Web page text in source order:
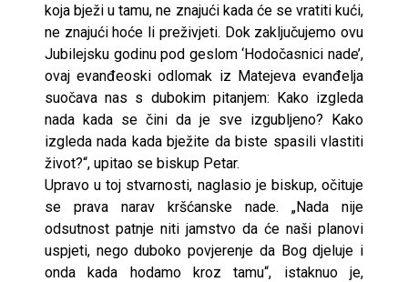
koja bježi u tamu, ne znajući kada će se vratiti kući,
ne znajući hoće li preživjeti. Dok zaključujemo ovu
Jubilejsku godinu pod geslom ‘Hodočasnici nade’,
ovaj evanđeoski odlomak iz Matejeva evanđelja
suočava nas s dubokim pitanjem: Kako izgleda
nada kada se čini da je sve izgubljeno? Kako
izgleda nada kada bježite da biste spasili vlastiti
život?“, upitao se biskup Petar.
Upravo u toj stvarnosti, naglasio je biskup, očituje
se prava narav kršćanske nade. „Nada nije
odsutnost patnje niti jamstvo da će naši planovi
uspjeti, nego duboko povjerenje da Bog djeluje i
onda kada hodamo kroz tamu“, istaknuo je,